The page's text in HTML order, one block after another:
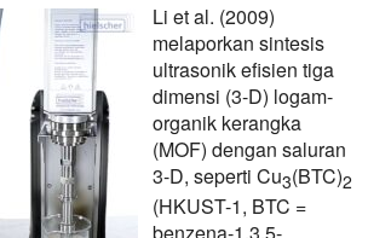
Li et al. (2009)
melaporkan sintesis
ultrasonik efisien tiga
dimensi (3-D) logam-
organik kerangka
(MOF) dengan saluran
3-D, seperti Cu3(BTC)2
(HKUST-1, BTC =